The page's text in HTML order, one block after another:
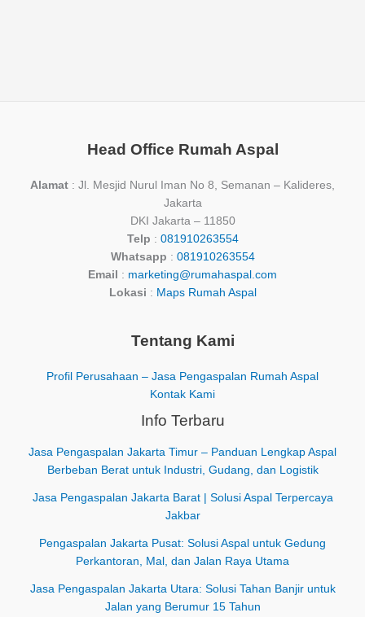
Head Office Rumah Aspal
Alamat : Jl. Mesjid Nurul Iman No 8, Semanan – Kalideres,
Jakarta
DKI Jakarta – 11850
Telp : 081910263554
Whatsapp : 081910263554
Email
: marketing@rumahaspal.com
Lokasi : Maps Rumah Aspal
Tentang Kami
Profil Perusahaan – Jasa Pengaspalan Rumah Aspal
Kontak Kami
Info Terbaru
Jasa Pengaspalan Jakarta Timur – Panduan Lengkap Aspal
Berbeban Berat untuk Industri, Gudang, dan Logistik
Jasa Pengaspalan Jakarta Barat | Solusi Aspal Terpercaya
Jakbar
Pengaspalan Jakarta Pusat: Solusi Aspal untuk Gedung
Perkantoran, Mal, dan Jalan Raya Utama
Jasa Pengaspalan Jakarta Utara: Solusi Tahan Banjir untuk
Jalan yang Berumur 15 Tahun